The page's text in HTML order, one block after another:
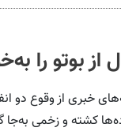
را به‌خون
خبری از وقوع دو
کشته و زخمی